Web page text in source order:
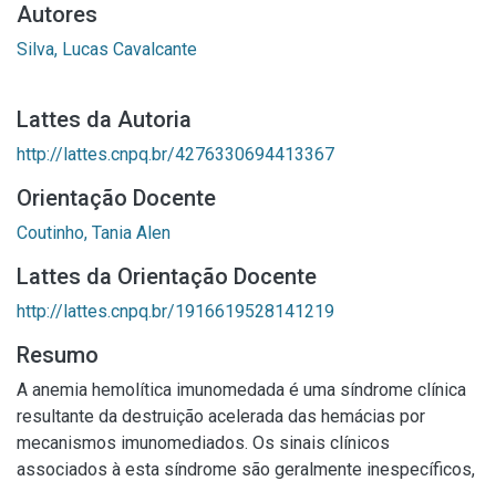
Autores
Silva, Lucas Cavalcante
Lattes da Autoria
http://lattes.cnpq.br/4276330694413367
Orientação Docente
Coutinho, Tania Alen
Lattes da Orientação Docente
http://lattes.cnpq.br/1916619528141219
Resumo
A anemia hemolítica imunomedada é uma síndrome clínica
resultante da destruição acelerada das hemácias por
mecanismos imunomediados. Os sinais clínicos
associados à esta síndrome são geralmente inespecíficos,